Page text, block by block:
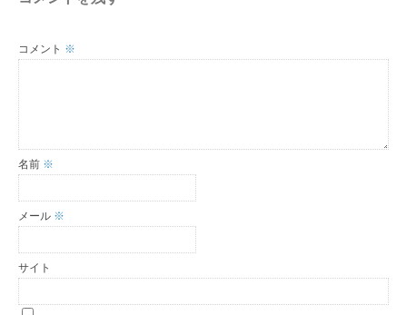
コメント ※
名前 ※
メール ※
サイト